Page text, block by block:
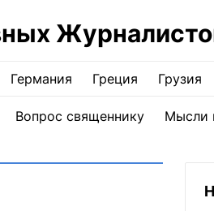
Германия Греция Грузия
Вопрос священнику Мысли